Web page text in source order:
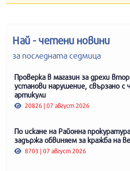
Най - четени новини
за последната седмица
Проверка в магазин за дрехи
установи нарушение, свързано с
артикули
20826 | 07 август 2026
По искане на Районна
задържа обвиняем за кражба на
8703 | 07 август 2026